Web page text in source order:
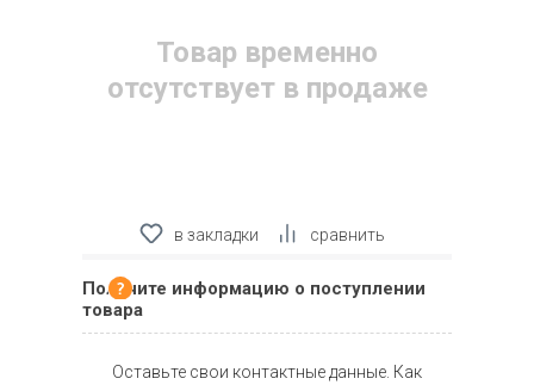
Товар временно
отсутствует в продаже
в закладки сравнить
Получите информацию о поступлении
товара
Оставьте свои контактные данные. Как